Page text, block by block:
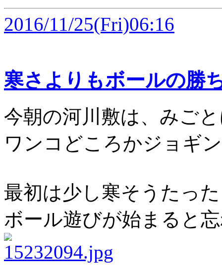
2016/11/25(Fri)06:16
寒さよりもボールの勝
今朝の河川敷は、みご
ワンコどころかジョギ
最初は少し寒そうたっ
ボール遊びが始まると